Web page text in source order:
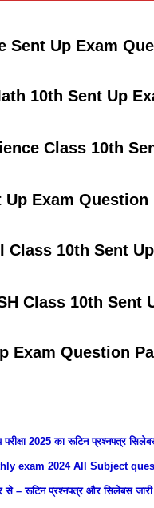
Sent Up Exam
10th Sent Up
Class 10th
Up Exam Question
Class 10th Sent
Class 10th Sent
Exam Question
2025 का रूटिन प्रश्नपत्र
exam 2024 All Subject
से – रूटिन प्रश्नपत्र और सिलेबस जारी